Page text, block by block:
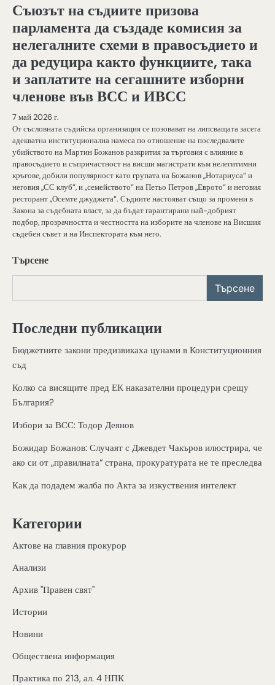
Съюзът на съдиите призова
парламента да създаде комисия за
нелегалните схеми в правосъдието и
да редуцира както функциите, така
и заплатите на сегашните изборни
членове във ВСС и ИВСС
7 май 2026 г.
От съсловната съдийска организация се позовават на липсващата засега
адекватна институционална намеса по отношение на последвалите
убийството на Мартин Божанов разкрития за търговия с влияние в
правосъдието и съпричастност на висши магистрати към нелегитимни
кръгове, добили популярност като групата на Божанов „Нотариуса“ и
неговия „СС клуб“, и „семейството“ на Петьо Петров „Еврото“ и неговия
ресторант „Осемте джуджета“. Съдиите настояват също за промени в
Закона за съдебната власт, за да бъдат гарантирани най-добрият
подбор, прозрачността и честността на изборите на членове на Висшия
съдебен съвет и на Инспектората към него.
Търсене
Търсене
Последни публикации
Бюджетните закони предизвикаха цунами в Конституционния
съд
Колко са висящите пред ЕК наказателни процедури срещу
България?
Избори за ВСС: Тодор Деянов
Божидар Божанов: Случаят с Джевдет Чакъров илюстрира, че
ако си от „правилната“ страна, прокуратурата не те преследва
Как да подадем жалба по Акта за изкуствения интелект
Категории
Актове на главния прокурор
Анализи
Архив "Правен свят"
Истории
Новини
Обществена информация
Практика по 213, ал. 4 НПК